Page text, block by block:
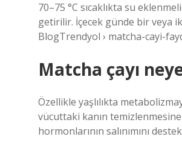
70–75 °C sıcaklıkta su
getirilir. İçecek günde bir veya
BlogTrendyol › matcha-cayi-
Matcha çayı
Özellikle yaşlılıkta
vücuttaki kanın
hormonlarının salınımını